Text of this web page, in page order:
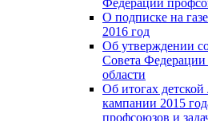
О подписке на
2016 год
Об утверждении
Совета
области
Об итогах детской
кампании 2015
профсоюзов и